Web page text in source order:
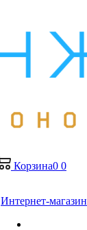
Корзина0 0
Интернет-магазин